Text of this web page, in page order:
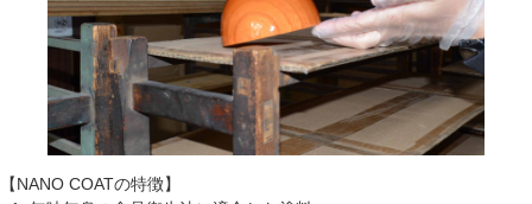
【NANO COATの特徴】